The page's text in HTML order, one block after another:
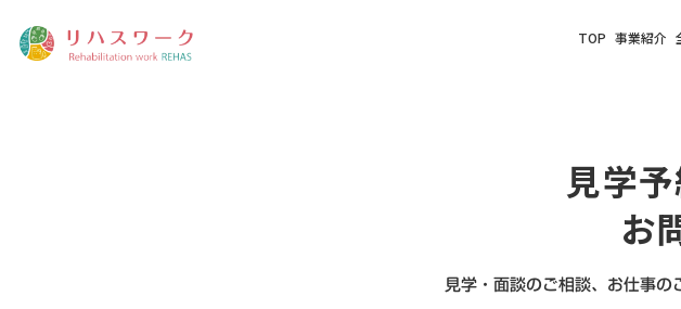
見学
お
見学・面談のご相談、お仕事の
TOP 事業紹介